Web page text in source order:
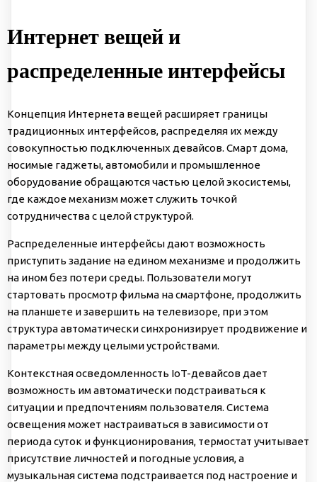
Интернет вещей и
распределенные интерфейсы
Концепция Интернета вещей расширяет границы
традиционных интерфейсов, распределяя их между
совокупностью подключенных девайсов. Смарт дома,
носимые гаджеты, автомобили и промышленное
оборудование обращаются частью целой экосистемы,
где каждое механизм может служить точкой
сотрудничества с целой структурой.
Распределенные интерфейсы дают возможность
приступить задание на едином механизме и продолжить
на ином без потери среды. Пользователи могут
стартовать просмотр фильма на смартфоне, продолжить
на планшете и завершить на телевизоре, при этом
структура автоматически синхронизирует продвижение и
параметры между целыми устройствами.
Контекстная осведомленность IoT-девайсов дает
возможность им автоматически подстраиваться к
ситуации и предпочтениям пользователя. Система
освещения может настраиваться в зависимости от
периода суток и функционирования, термостат учитывает
присутствие личностей и погодные условия, а
музыкальная система подстраивается под настроение и